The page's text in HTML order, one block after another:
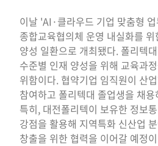
이날 'AI·클라우드 기업 맞춤형
종합교육협의체 운영 내실화를
양성 일환으로 개최됐다. 폴리텍
수준별 인재 양성을 위해 교육과
위함이다. 협약기업 임직원이 산
참여하고 폴리텍대 졸업생을 채
특히, 대전폴리텍이 보유한 정보
강점을 활용해 지역특화 신산업
창출을 위한 협력을 이어갈 예정